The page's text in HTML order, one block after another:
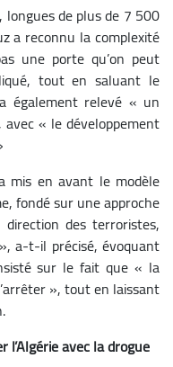
de plus de 7 500
a reconnu la complexité
une porte qu’on peut
tout en saluant le
également relevé « un
« le développement
mis en avant le modèle
fondé sur une approche
des terroristes,
a-t-il précisé, évoquant
sur le fait que « la
», tout en laissant
l’Algérie avec la drogue